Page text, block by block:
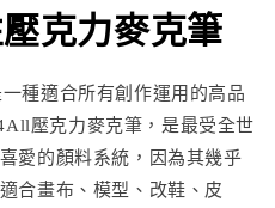
克力麥克筆
種適合所有創作運用的高品
壓克力麥克筆，是最受全世
愛的顏料系統，因為其幾乎
合畫布、模型、改鞋、皮